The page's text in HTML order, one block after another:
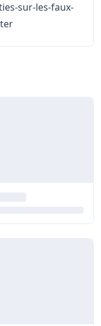
sur-les-faux-